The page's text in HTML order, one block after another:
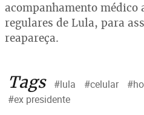
acompanhamento médico
regulares de Lula, para
reapareça.
Tags #lula #celular
#ex presidente